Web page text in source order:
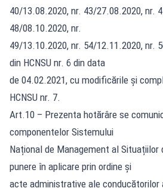
40/13.08.2020, nr. 43/27.08.2020, nr.
48/08.10.2020, nr.
49/13.10.2020, nr. 54/12.11.2020, nr.
din HCNSU nr. 6 din data
de 04.02.2021, cu modificările şi
HCNSU nr. 7.
Art.10 – Prezenta hotărâre se
componentelor Sistemului
Național de Management al Situațiilor
punere în aplicare prin ordine și
acte administrative ale conducătorilor